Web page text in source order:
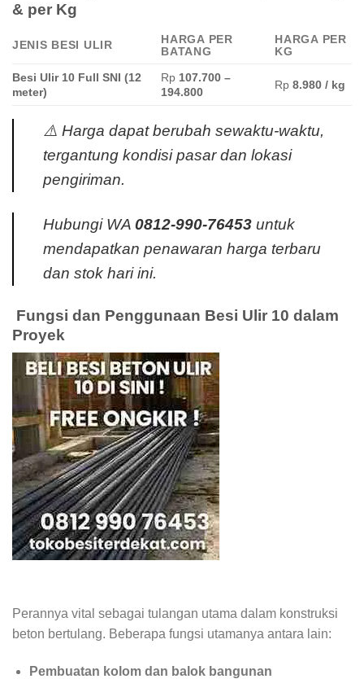
& per Kg
JENIS BESI ULIR
HARGA PER
BATANG
HARGA PER
KG
Besi Ulir 10 Full SNI (12
meter)
Rp 107.700 –
194.800
Rp8.980 / kg
⚠️ Harga dapat berubah sewaktu-waktu,
tergantung kondisi pasar dan lokasi
pengiriman.
Hubungi WA 0812-990-76453 untuk
mendapatkan penawaran harga terbaru
dan stok hari ini.
️ Fungsi dan Penggunaan Besi Ulir 10 dalam
Proyek
Perannya vital sebagai tulangan utama dalam konstruksi
beton bertulang. Beberapa fungsi utamanya antara lain:
Pembuatan kolom dan balok bangunan